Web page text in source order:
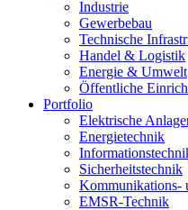
Industrie
Gewerbebau
Technische
Handel & Logistik
Energie & Umwelt
Öffentliche
Portfolio
Elektrische
Energietechnik
Sicherheitstechnik
Kommunikations-
EMSR-Technik